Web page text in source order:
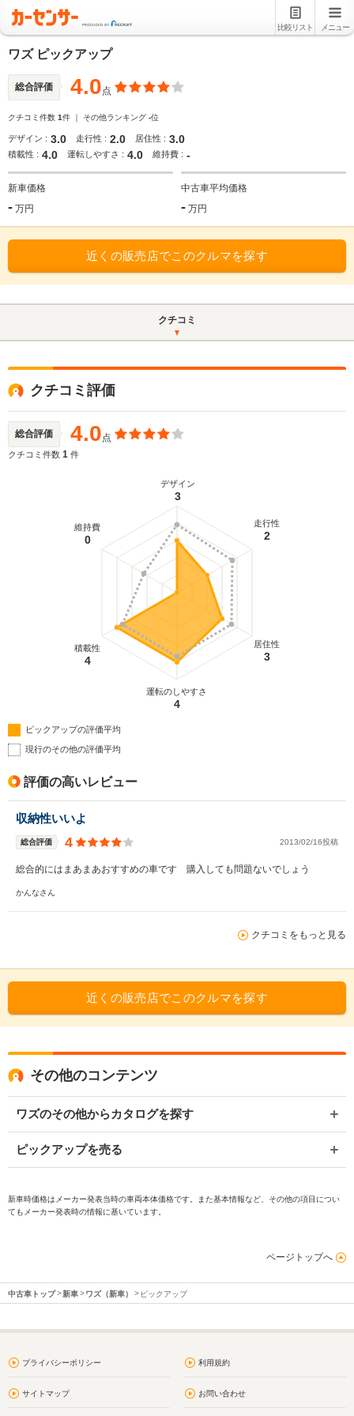
比較リスト メニュー
ワズ ピックアップ
総合評価 4.0点
クチコミ件数 1件 ｜ その他ランキング -位
デザイン : 3.0 走行性 : 2.0 居住性 : 3.0
積載性 : 4.0 運転しやすさ : 4.0 維持費 : -
新車価格
- 万円
中古車平均価格
- 万円
近くの販売店でこのクルマを探す
クチコミ
クチコミ評価
総合評価 4.0点
クチコミ件数 1 件
デザイン
3
走行性
2
居住性
3
運転のしやすさ
4
積載性
4
維持費
0
ピックアップの評価平均
現行のその他の評価平均
評価の高いレビュー
収納性いいよ
総合評価 4 2013/02/16投稿
総合的にはまあまあおすすめの車です 購入しても問題ないでしょう
かんなさん
クチコミをもっと見る
近くの販売店でこのクルマを探す
その他のコンテンツ
ワズのその他からカタログを探す
ピックアップを売る
新車時価格はメーカー発表当時の車両本体価格です。また基本情報など、その他の項目につい
てもメーカー発表時の情報に基いています。
ページトップへ
中古車トップ 新車 ワズ（新車） ピックアップ
プライバシーポリシー 利用規約
サイトマップ お問い合わせ